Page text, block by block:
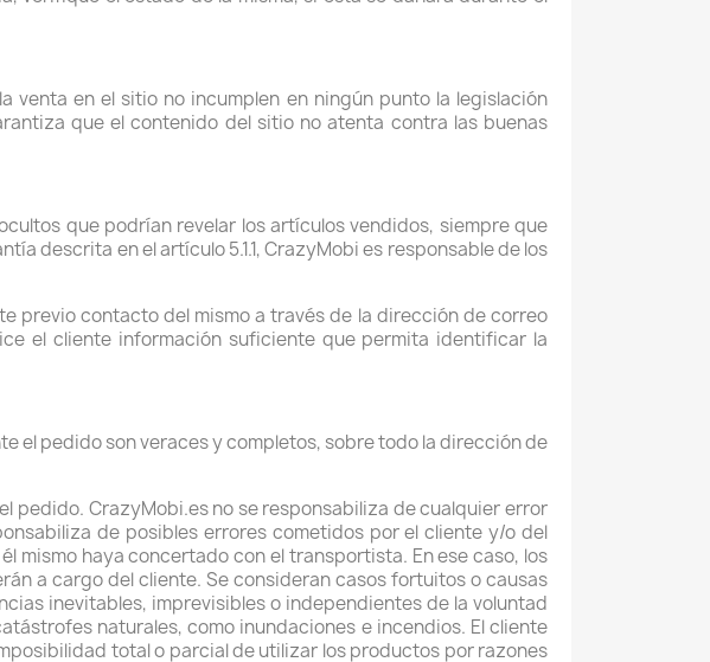
en el sitio no incumplen en ningún punto la legislación
que el contenido del sitio no atenta contra las buenas
que podrían revelar los artículos vendidos, siempre que
descrita en el artículo 5.1.1, CrazyMobi es responsable de los
previo contacto del mismo a través de la dirección de correo
el cliente información suficiente que permita identificar la
el pedido son veraces y completos, sobre todo la dirección de
pedido. CrazyMobi.es no se responsabiliza de cualquier error
de posibles errores cometidos por el cliente y/o del
mismo haya concertado con el transportista. En ese caso, los
a cargo del cliente. Se consideran casos fortuitos o causas
inevitables, imprevisibles o independientes de la voluntad
naturales, como inundaciones e incendios. El cliente
total o parcial de utilizar los productos por razones